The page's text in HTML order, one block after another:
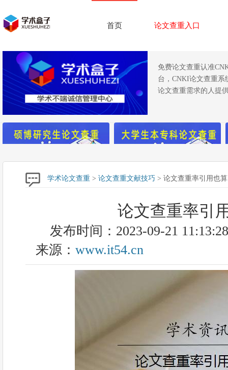
首页 论文查重入口
免费论文查重认准
台，CNKI论文查重系
论文查重需求的人提
学术论文查重 > 论文查重文献技巧 > 论文查重率引用也算
论文查重率引
发布时间：2023-09-21 11:13:28
来源： www.it54.cn